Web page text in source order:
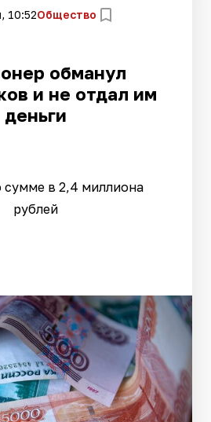
10:52Общество
обманул
и не отдал им
деньги
сумме в 2,4 миллиона
рублей